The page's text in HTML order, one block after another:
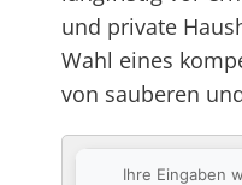
und private
Wahl eines
von sauberen
Ihre Eingaben